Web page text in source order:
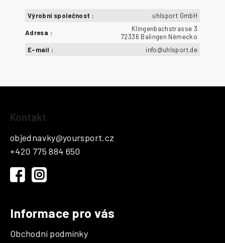
Výrobní společnost : uhlsport GmbH
Adresa :
Klingenbachstrasse 3
72336 Balingen Německo
E-mail : info@uhlsport.de
Kontakt
objednavky@yoursport.cz
+420 775 884 650
Informace pro vás
Obchodní podmínky